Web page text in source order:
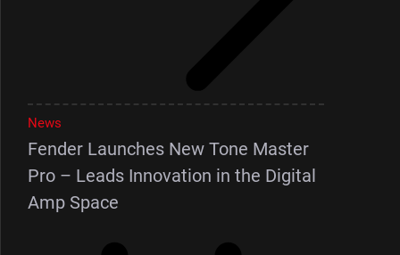
News
Fender Launches New Tone Master
Pro – Leads Innovation in the Digital
Amp Space